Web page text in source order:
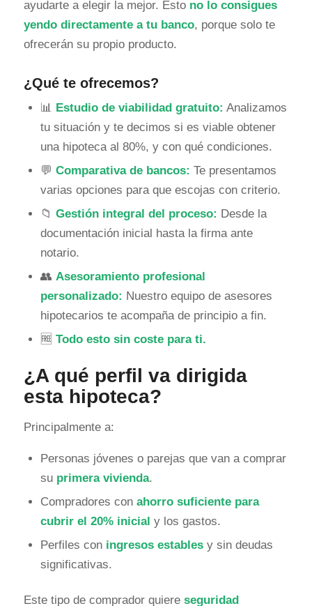
ayudarte a elegir la mejor. Esto no lo consigues
yendo directamente a tu banco, porque solo te
ofrecerán su propio producto.
¿Qué te ofrecemos?
📊 Estudio de viabilidad gratuito: Analizamos
tu situación y te decimos si es viable obtener
una hipoteca al 80%, y con qué condiciones.
💬 Comparativa de bancos: Te presentamos
varias opciones para que escojas con criterio.
📁 Gestión integral del proceso: Desde la
documentación inicial hasta la firma ante
notario.
👥 Asesoramiento profesional
personalizado: Nuestro equipo de asesores
hipotecarios te acompaña de principio a fin.
🆓 Todo esto sin coste para ti.
¿A qué perfil va dirigida
esta hipoteca?
Principalmente a:
Personas jóvenes o parejas que van a comprar
su primera vivienda.
Compradores con ahorro suficiente para
cubrir el 20% inicial y los gastos.
Perfiles con ingresos establesy sin deudas
significativas.
Este tipo de comprador quiere seguridad